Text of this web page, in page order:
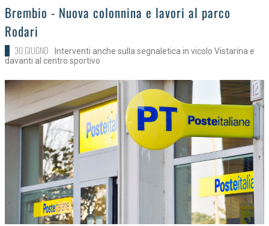
>
Brembio - Nuova colonnina e lavori al parco
Rodari
30 GIUGNO
Interventi anche sulla segnaletica in vicolo Vistarina e
davanti al centro sportivo